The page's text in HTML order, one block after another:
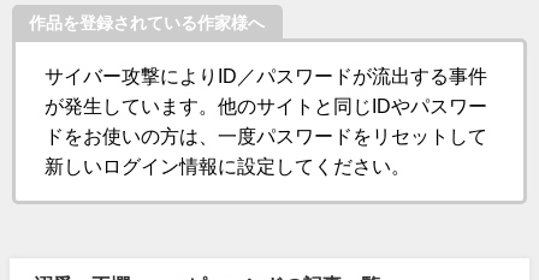
作品を登録されている作家様へ
サイバー攻撃によりID／パスワードが流出する事件
が発生しています。他のサイトと同じIDやパスワー
ドをお使いの方は、一度パスワードをリセットして
新しいログイン情報に設定してください。